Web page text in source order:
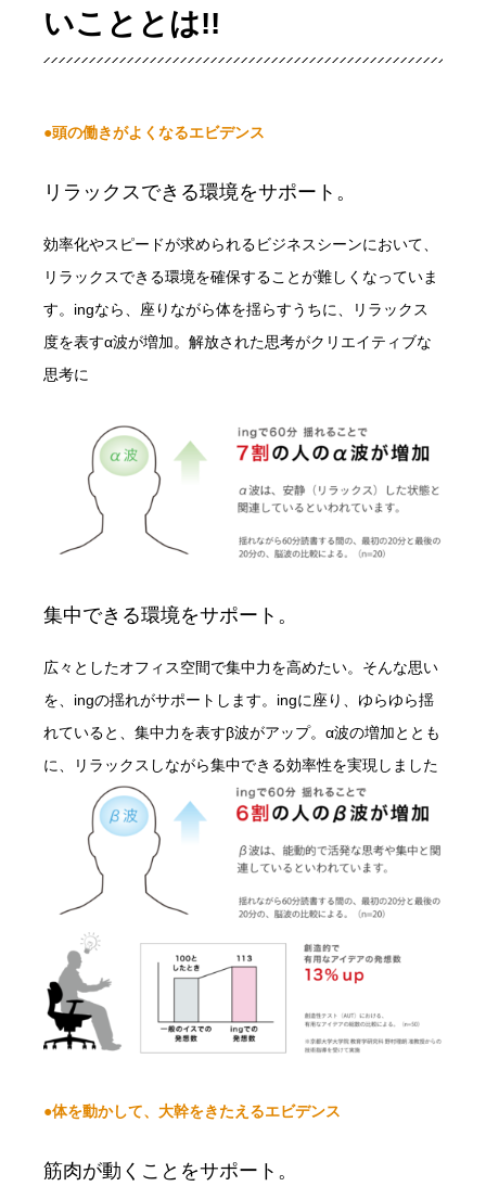
いこととは!!
●頭の働きがよくなるエビデンス
リラックスできる環境をサポート。
効率化やスピードが求められるビジネスシーンにおいて、
リラックスできる環境を確保することが難しくなっていま
す。ingなら、座りながら体を揺らすうちに、リラックス
度を表すα波が増加。解放された思考がクリエイティブな
思考に
集中できる環境をサポート。
広々としたオフィス空間で集中力を高めたい。そんな思い
を、ingの揺れがサポートします。ingに座り、ゆらゆら揺
れていると、集中力を表すβ波がアップ。α波の増加ととも
に、リラックスしながら集中できる効率性を実現しました
●体を動かして、大幹をきたえるエビデンス
筋肉が動くことをサポート。